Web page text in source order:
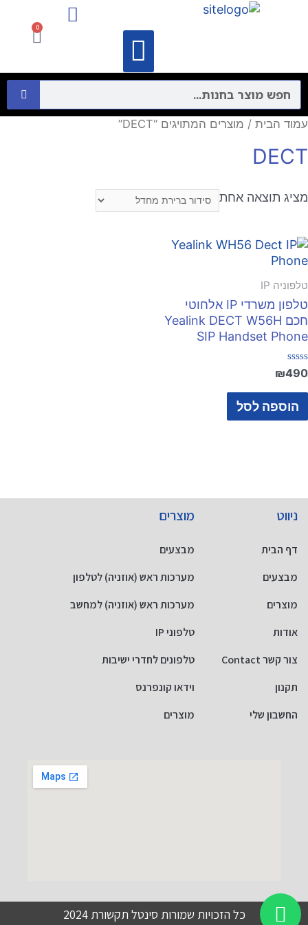
0
עמוד הבית / מוצרים המתויגים “DECT”
DECT
מציג תוצאה אחת
טלפוניה IP
טלפון משרדי IP אלחוטי
חכם Yealink DECT W56H
SIP Handset Phone
דורג
0
מתוך
₪490
הוספה לסל
ניווט
דף הבית
מבצעים
מוצרים
אודות
צור קשר Contact
תקנון
החשבון שלי
מוצרים
מבצעים
מערכות ראש (אוזניה) לטלפון
מערכות ראש (אוזניה) למחשב
טלפוני IP
טלפונים לחדרי ישיבות
וידאו קונפרנס
מוצרים
כל הזכויות שמורות סינטל תקשורת 2024